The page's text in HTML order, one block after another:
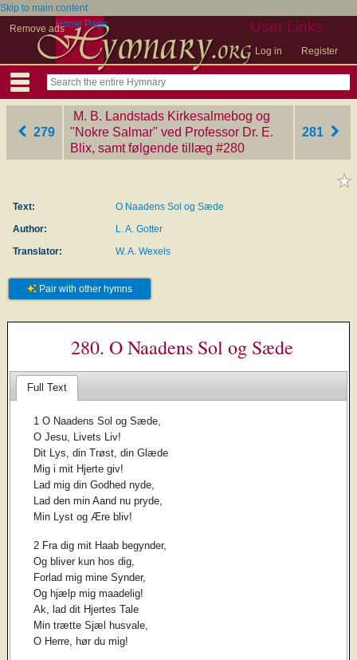
Skip to main content
Remove ads
User Links
Log in Register
Home Page
279
M. B. Landstads Kirkesalmebog og
"Nokre Salmar" ved Professor Dr. E.
Blix, samt følgende tillæg ‎#280
281
Text:
O Naadens Sol og Sæde
Author:
L. A. Gotter
Translator:
W. A. Wexels
Pair with other hymns
280. O Naadens Sol og Sæde
Full Text
1 O Naadens Sol og Sæde,
O Jesu, Livets Liv!
Dit Lys, din Trøst, din Glæde
Mig i mit Hjerte giv!
Lad mig din Godhed nyde,
Lad den min Aand nu pryde,
Min Lyst og Ære bliv!
2 Fra dig mit Haab begynder,
Og bliver kun hos dig,
Forlad mig mine Synder,
Og hjælp mig maadelig!
Ak, lad dit Hjertes Tale
Min trætte Sjæl husvale,
O Herre, hør du mig!